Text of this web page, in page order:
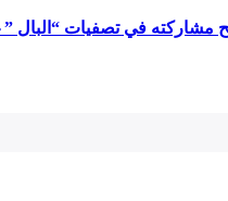
في تصفيات “البال ”